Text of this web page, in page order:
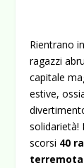
Rientrano
ragazzi
capitale
estive,
solidarietà!
scorsi 40